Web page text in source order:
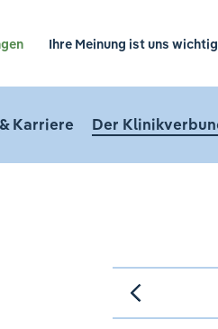
Ihre Meinung ist uns
Karriere Der
«